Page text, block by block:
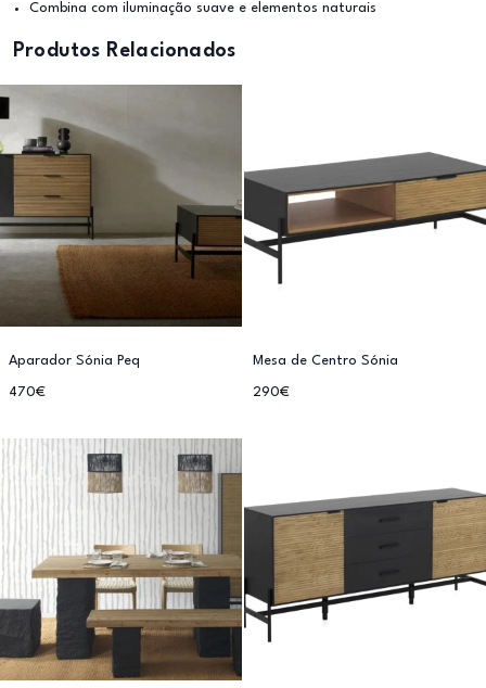
Combina com iluminação suave e elementos naturais
Produtos Relacionados
Aparador Sónia Peq
470€
Mesa de Centro Sónia
290€